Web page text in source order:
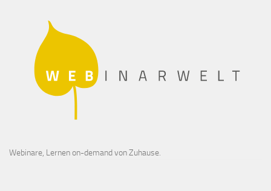
Webinare, Lernen on-demand von Zuhause.